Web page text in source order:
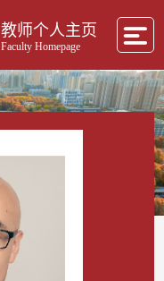
教师个人主页
Faculty Homepage